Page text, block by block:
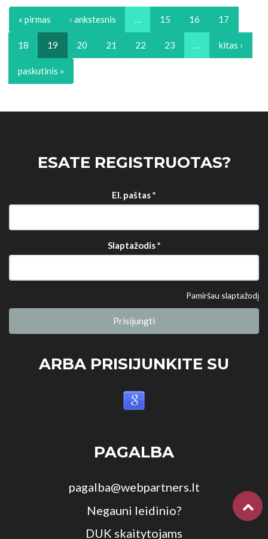
« pirmas ‹ ankstesnis 15 16 17
18 19 20 21 22 23 kitas ›
paskutinis »
ESATE REGISTRUOTAS?
El. paštas*
Slaptažodis*
Pamiršau slaptažodį
Prisijungti
ARBA PRISIJUNKITE SU
PAGALBA
pagalba@webpartners.lt
Negauni leidinio?
DUK skaitytojams